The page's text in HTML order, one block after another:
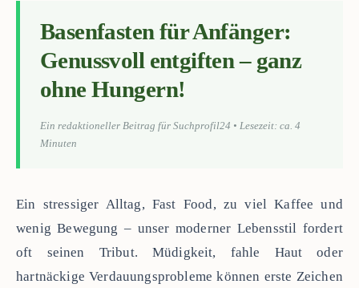
Basenfasten für Anfänger:
Genussvoll entgiften – ganz
ohne Hungern!
Ein redaktioneller Beitrag für Suchprofil24 • Lesezeit: ca. 4
Minuten
Ein stressiger Alltag, Fast Food, zu viel Kaffee und
wenig Bewegung – unser moderner Lebensstil fordert
oft seinen Tribut. Müdigkeit, fahle Haut oder
hartnäckige Verdauungsprobleme können erste Zeichen